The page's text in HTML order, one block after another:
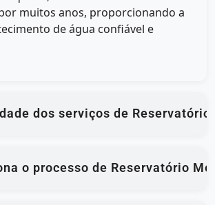
muitos anos, proporcionando a
de água confiável e
dos serviços de
o processo de Reservatório